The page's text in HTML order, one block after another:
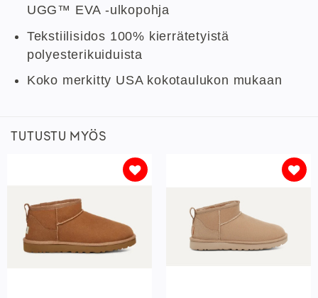
UGG™ EVA -ulkopohja
Tekstiilisidos 100% kierrätetyistä
polyesterikuiduista
Koko merkitty USA kokotaulukon mukaan
TUTUSTU MYÖS